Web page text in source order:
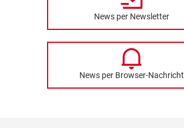
News per Newsletter
News per Browser-Nachricht